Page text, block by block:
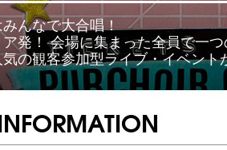
んなで大合唱！
発！ 会場に集まった全員で一つ
の観客参加型ライブ・イベント